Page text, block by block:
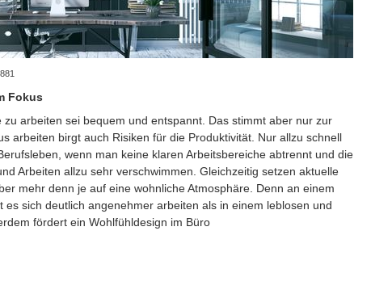
Fokus
arbeiten sei bequem und entspannt. Das stimmt aber nur zur
arbeiten birgt auch Risiken für die Produktivität. Nur allzu schnell
wenn man keine klaren Arbeitsbereiche abtrennt und die
Arbeiten allzu sehr verschwimmen. Gleichzeitig setzen aktuelle
mehr denn je auf eine wohnliche Atmosphäre. Denn an einem
es sich deutlich angenehmer arbeiten als in einem leblosen und
fördert ein Wohlfühldesign im Büro